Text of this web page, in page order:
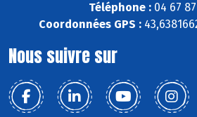
Téléphone : 04 67
Coordonnées GPS :
Nous suivre sur